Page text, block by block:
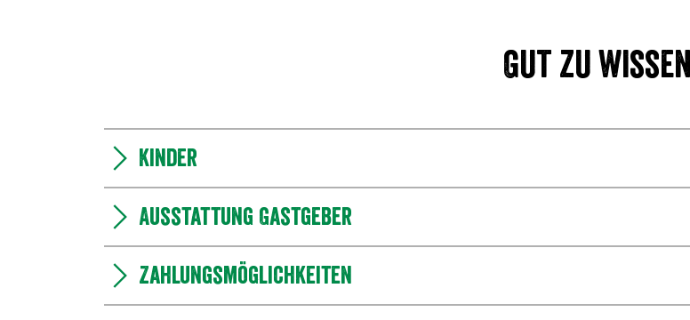
Gut zu wissen
Kinder
Ausstattung Gastgeber
Zahlungsmöglichkeiten